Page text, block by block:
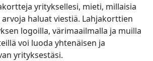
yrityksellesi, mieti, millaisia
haluat viestiä. Lahjakorttien
logoilla, värimaailmalla ja muilla
voi luoda yhtenäisen ja
yrityksestäsi.